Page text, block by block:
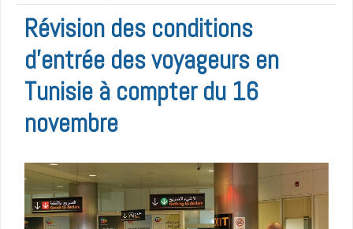
Révision des conditions
d’entrée des voyageurs en
Tunisie à compter du 16
novembre